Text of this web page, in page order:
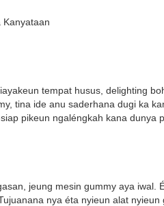
Kanyataan
tempat husus, delighting
tina ide anu saderhana dugi ka
pikeun ngaléngkah kana dunya
jeung mesin gummy aya
nya éta nyieun alat